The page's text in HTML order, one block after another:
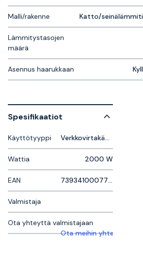
Malli/rakenne Katto/
Lämmitystasojen
määrä
Asennus haarukkaan
Spesifikaatiot
Käyttötyyppi Verkkovirtakäyttöinen
Wattia 2000 W
EAN 7393410007794
Valmistaja
Ota yhteyttä valmistajaan
Ota meihin yhteyttä